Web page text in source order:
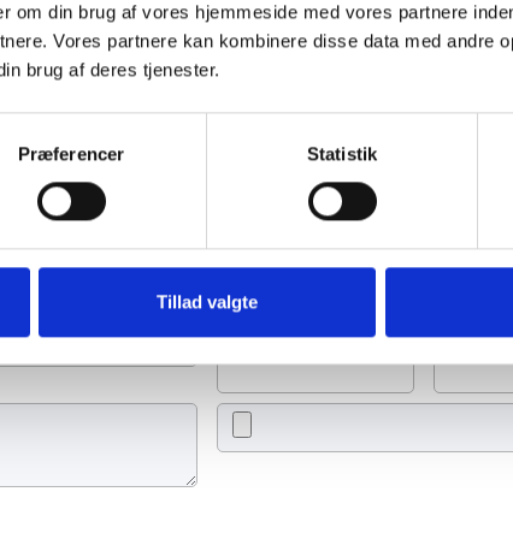
om din brug af vores hjemmeside med vores partnere
Vores partnere kan kombinere disse data med andre
brug af deres tjenester.
Præferencer Statistik
Tillad valgte
Se flere
et lys, skrive et mindeord,